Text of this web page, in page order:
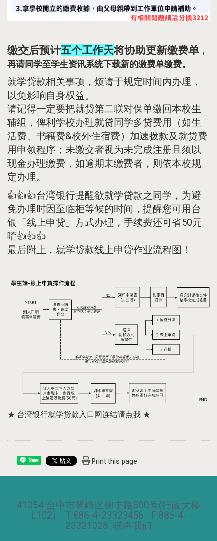
缴交后预计五个工作天将协助更新缴费单 ，
再请同学至学生资讯系统下载新的缴费单缴费。
就学贷款相关事项，烦请于规定时间内办理，
以免影响自身权益。
请记得一定要把就贷第二联对保单缴回本校生
辅组，俾利学校办理就贷同学多贷费用（如生
活费、书籍费&校外住宿费）加速拨款及就贷费
用申领程序；未缴交者视为未完成注册且须以
现金办理缴费，如逾期未缴费者，则依本校规
定办理。
👍👍👍台湾银行提醒欲就学贷款之同学，为避
免办理时因至临柜等候的时间，提醒您可用台
银「线上申贷」方式办理，手续费还可省50元
唷👍👍👍
最后附上，就学贷款线上申贷作业流程图！
★ 台湾银行就学贷款入口网连结请点我 ★
Share Print this page
41354 台中市雾峰区柳丰路500号(行政大楼
L102) T:886-4-23323456 F:886-4-
23321028 联络我们